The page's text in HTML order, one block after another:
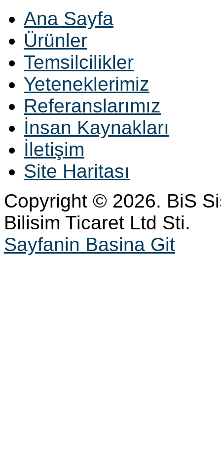
Ana Sayfa
Ürünler
Temsilcilikler
Yeteneklerimiz
Referanslarımız
İnsan Kaynakları
İletişim
Site Haritası
Copyright © 2026. BiS
Bilisim Ticaret Ltd Sti.
Sayfanin Basina Git